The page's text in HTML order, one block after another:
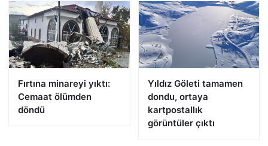
Fırtına minareyi yıktı:
Cemaat ölümden
döndü
Yıldız Göleti tamamen
dondu, ortaya
kartpostallık
görüntüler çıktı